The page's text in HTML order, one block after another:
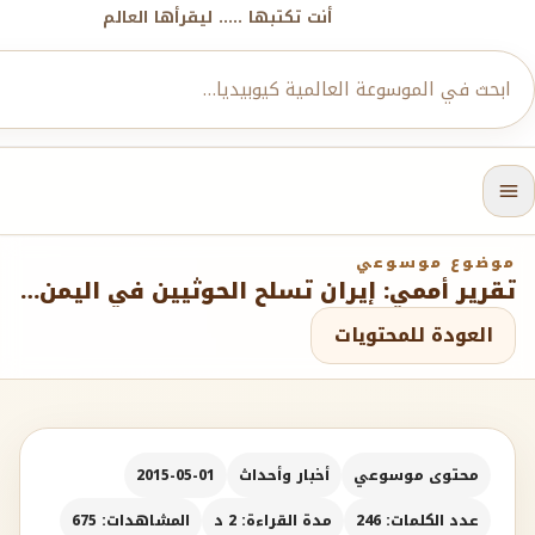
أنت تكتبها ..... ليقرأها العالم
موضوع موسوعي
تقرير أممي: إيران تسلح الحوثيين في اليمن منذ 2009
العودة للمحتويات
محتوى موسوعي أخبار وأحداث
2015-05-01
عدد الكلمات: 246
مدة القراءة: 2 د المشاهدات: 675